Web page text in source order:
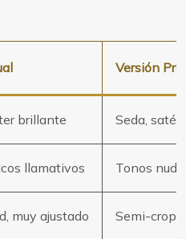
Versión
brillante Seda,
llamativos Tonos
muy ajustado Semi-